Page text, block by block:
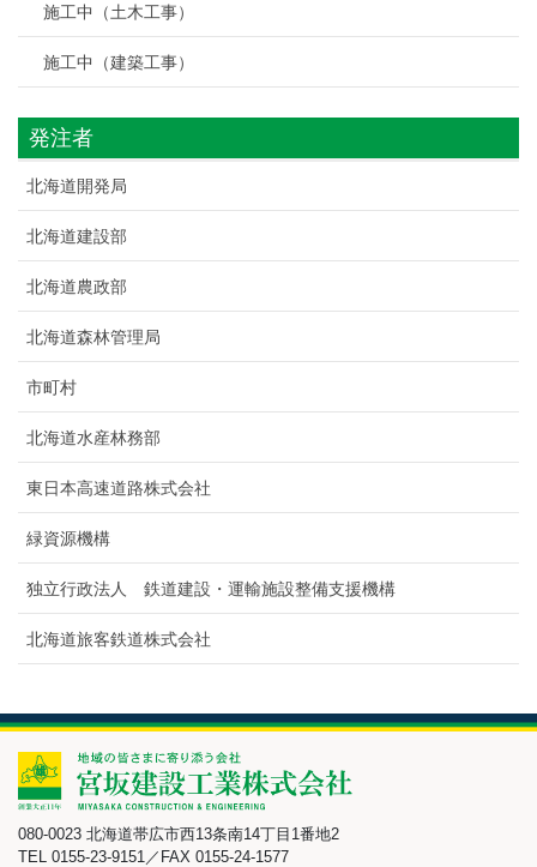
施工中（土木工事）
施工中（建築工事）
発注者
北海道開発局
北海道建設部
北海道農政部
北海道森林管理局
市町村
北海道水産林務部
東日本高速道路株式会社
緑資源機構
独立行政法人 鉄道建設・運輸施設整備支援機構
北海道旅客鉄道株式会社
080-0023 北海道帯広市西13条南14丁目1番地2
TEL 0155-23-9151／FAX 0155-24-1577